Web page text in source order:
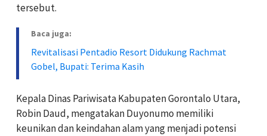
tersebut.
Baca juga:
Revitalisasi Pentadio Resort Didukung Rachmat
Gobel, Bupati: Terima Kasih
Kepala Dinas Pariwisata Kabupaten Gorontalo Utara,
Robin Daud, mengatakan Duyonumo memiliki
keunikan dan keindahan alam yang menjadi potensi